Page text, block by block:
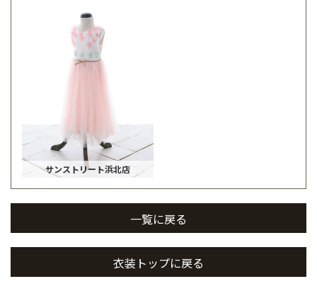
サンストリート浜北店
一覧に戻る
衣装トップに戻る